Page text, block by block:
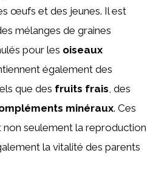
œufs et des jeunes. Il est
mélanges de graines
pour les oiseaux
également des
que des fruits frais , des
minéraux. Ces
seulement la reproduction
la vitalité des parents